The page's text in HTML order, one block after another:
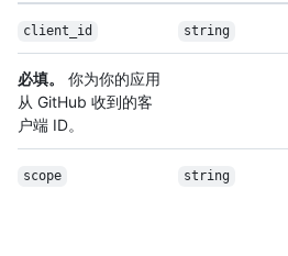
client_id string
必填。
你为你的应用
从 GitHub 收到的客
户端 ID。
scope string